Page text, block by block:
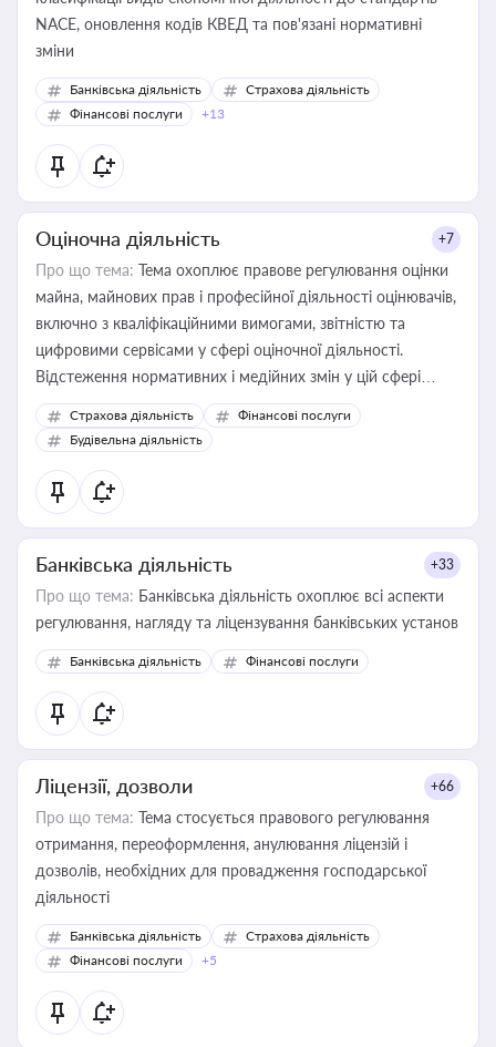
NACE, оновлення кодів КВЕД та пов'язані нормативні
зміни
Банківська діяльність
Страхова діяльність
Фінансові послуги
+13
Оціночна діяльність +7
Про що тема: Тема охоплює правове регулювання оцінки
майна, майнових прав і професійної діяльності оцінювачів,
включно з кваліфікаційними вимогами, звітністю та
цифровими сервісами у сфері оціночної діяльності.
Відстеження нормативних і медійних змін у цій сфері
корисне для власника бізнесу, керівника, юриста або
бухгалтера під час оподаткування, приватизації, оренди
державного майна, корпоративних угод і перевірки
статусу суб'єктів оціночної діяльності
Страхова діяльність
Фінансові послуги
Будівельна діяльність
Банківська діяльність +33
Про що тема: Банківська діяльність охоплює всі аспекти
регулювання, нагляду та ліцензування банківських установ
Банківська діяльність Фінансові послуги
Ліцензії, дозволи +66
Про що тема: Тема стосується правового регулювання
отримання, переоформлення, анулювання ліцензій і
дозволів, необхідних для провадження господарської
діяльності
Банківська діяльність
Страхова діяльність
Фінансові послуги
+5